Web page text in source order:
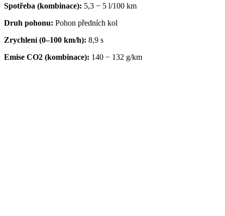
Spotřeba (kombinace): 5,3 − 5 l/100 km
Druh pohonu: Pohon předních kol
Zrychlení (0–100 km/h): 8,9 s
Emise CO2 (kombinace): 140 − 132 g/km